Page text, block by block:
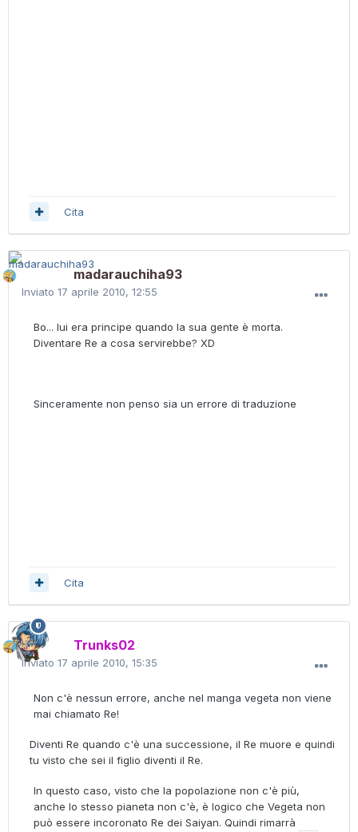
Cita
madarauchiha93
Inviato 17 aprile 2010, 12:55
Bo... lui era principe quando la sua gente è morta.
Diventare Re a cosa servirebbe? XD
Sinceramente non penso sia un errore di traduzione
Cita
Trunks02
Inviato 17 aprile 2010, 15:35
Non c'è nessun errore, anche nel manga vegeta non viene
mai chiamato Re!
Diventi Re quando c'è una successione, il Re muore e quindi
tu visto che sei il figlio diventi il Re.
In questo caso, visto che la popolazione non c'è più,
anche lo stesso pianeta non c'è, è logico che Vegeta non
può essere incoronato Re dei Saiyan. Quindi rimarrà